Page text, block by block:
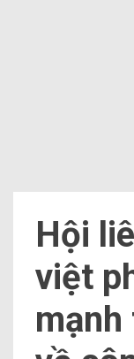
Hội
việt